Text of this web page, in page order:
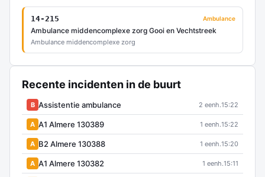
14-215 Ambulance
Ambulance middencomplexe zorg Gooi en Vechtstreek
Ambulance middencomplexe zorg
Recente incidenten in de buurt
B Assistentie ambulance 2 eenh.15:22
A A1 Almere 130389 1 eenh.15:22
A B2 Almere 130388 1 eenh.15:20
A A1 Almere 130382 1 eenh.15:11